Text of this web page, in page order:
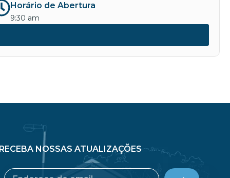
Horário de Abertura
9:30 am
NOSSAS ATUALIZAÇÕES
Email Submit